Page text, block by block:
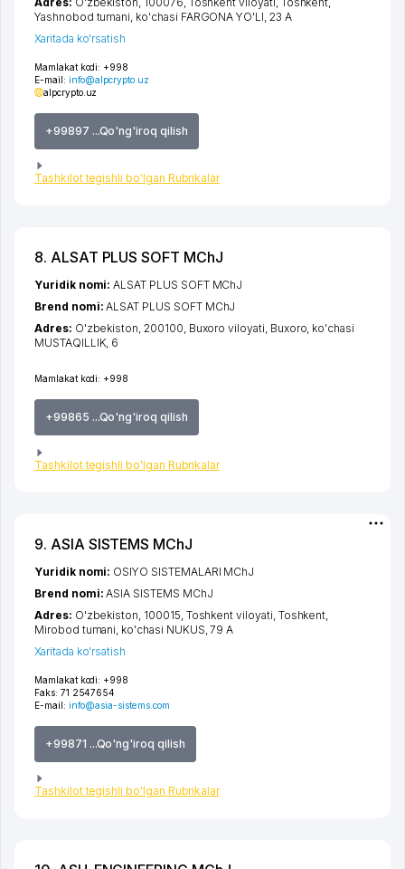
Mamlakat kodi: +998
E-mail: info@alpcrypto.uz
alpcrypto.uz
+99897 ...Qo'ng'iroq qilish
Tashkilot tegishli bo'lgan Rubrikalar
Yashnobod tumani, ko'chasi FARGONA YO'LI, 23 А
Xaritada ko'rsatish
8. ALSAT PLUS SOFT MChJ
Mamlakat kodi: +998
+99865 ...Qo'ng'iroq qilish
Tashkilot tegishli bo'lgan Rubrikalar
Yuridik nomi:ALSAT PLUS SOFT MChJ
Brend nomi:ALSAT PLUS SOFT MChJ
Adres: O'zbekiston, 200100, Buxoro viloyati, Buxoro, ko'chasi
MUSTAQILLIK, 6
9. ASIA SISTEMS MChJ
Mamlakat kodi: +998
Faks: 71 2547654
E-mail: info@asia-sistems.com
+99871 ...Qo'ng'iroq qilish
Tashkilot tegishli bo'lgan Rubrikalar
Yuridik nomi: OSIYO SISTEMALARI MChJ
Brend nomi:ASIA SISTEMS MChJ
Adres: O'zbekiston, 100015, Toshkent viloyati Toshkent
Mirobod tumani ko'chasi NUKUS , 79 А
Xaritada ko'rsatish